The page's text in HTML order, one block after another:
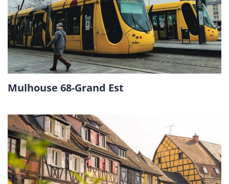
Mulhouse 68-Grand Est